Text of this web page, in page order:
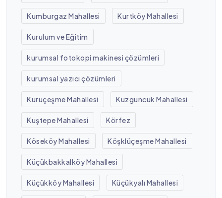
Kumburgaz Mahallesi Kurtköy Mahallesi
Kurulum ve Eğitim
kurumsal fotokopi makinesi çözümleri
kurumsal yazıcı çözümleri
Kuruçeşme Mahallesi Kuzguncuk Mahallesi
Kuştepe Mahallesi Körfez
Köseköy Mahallesi Köşklüçeşme Mahallesi
Küçükbakkalköy Mahallesi
Küçükköy Mahallesi Küçükyalı Mahallesi